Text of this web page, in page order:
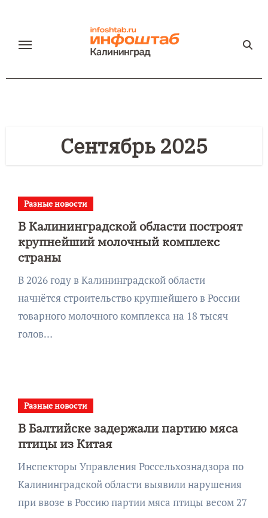
содержанию
Сентябрь 2025
Разные новости
В Калининградской области построят
крупнейший молочный комплекс
страны
В 2026 году в Калининградской области
начнётся строительство крупнейшего в России
товарного молочного комплекса на 18 тысяч
голов…
Разные новости
В Балтийске задержали партию мяса
птицы из Китая
Инспекторы Управления Россельхознадзора по
Калининградской области выявили нарушения
при ввозе в Россию партии мяса птицы весом 27